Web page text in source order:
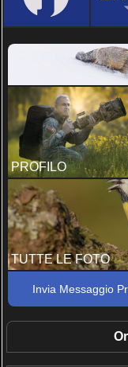
PROFILO
TUTTE LE FOTO
Invia Messaggio